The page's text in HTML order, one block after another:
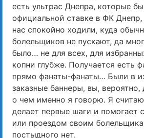
есть ультрас Днепра, которые
официальной ставке в ФК Днепр,
нас спокойно ходили, куда
болельщиков не пускают, да
было… не для всех, для
копни глубже. Получается есть
прямо фанаты-фанаты… Были в
заказные баннеры, вы, вероятно,
о чем именно я говорю. Я
делает первые шаги и помогает
или проездом своим
постыдного нет.